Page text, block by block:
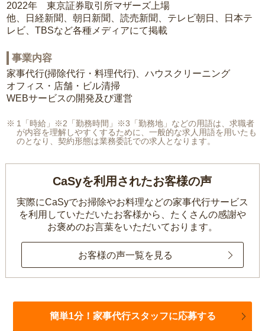
2022年 東京証券取引所マザーズ上場
他、日経新聞、朝日新聞、読売新聞、テレビ朝日、日本テ
レビ、TBSなど各種メディアにて掲載
事業内容
家事代行(掃除代行・料理代行)、ハウスクリーニング
オフィス・店舗・ビル清掃
WEBサービスの開発及び運営
1「時給」※2「勤務時間」※3「勤務地」などの用語は、求職者
が内容を理解しやすくするために、一般的な求人用語を用いたも
のとなり、契約形態は業務委託での求人となります。
CaSyを利用されたお客様の声
実際にCaSyでお掃除やお料理などの家事代行サービス
を利用していただいたお客様から、 たくさんの感謝や
お褒めのお言葉をいただいております。
お客様の声一覧を見る
簡単1分！家事代行スタッフに応募する